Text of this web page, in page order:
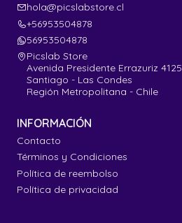
hola@picslabstore.cl
+56953504878
56953504878
Picslab Store
Avenida Presidente Errazuriz 4125
Santiago - Las Condes
Región Metropolitana - Chile
INFORMACIÓN
Contacto
Términos y Condiciones
Política de reembolso
Política de privacidad